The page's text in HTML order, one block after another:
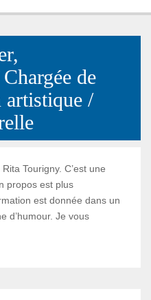
de
/
Tourigny. C’est une
propos est plus
est donnée dans un
d’humour. Je vous